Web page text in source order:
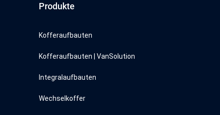
Produkte
Kofferaufbauten
Kofferaufbauten | VanSolution
Integralaufbauten
Wechselkoffer